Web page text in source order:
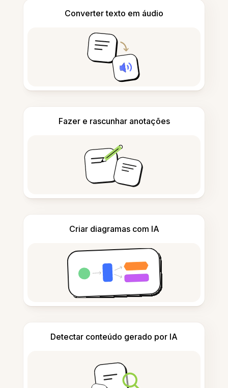
Converter texto em áudio
Fazer e rascunhar anotações
Criar diagramas com IA
Detectar conteúdo gerado por IA